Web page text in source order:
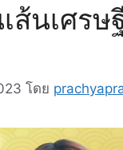
ส้นเศรษ
โดย